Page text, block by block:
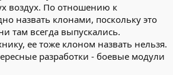
воздух. По отношению к
назвать клонами, поскольку это
там всегда выпускались.
ее тоже клоном назвать нельзя.
разработки - боевые модули